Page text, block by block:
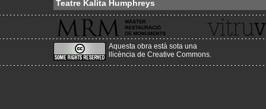
Teatre Kalita Humphreys
Aquesta obra està sota una
llicència de Creative Commons.